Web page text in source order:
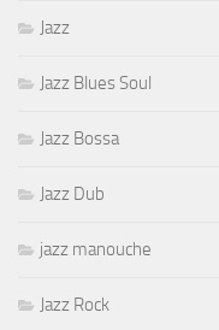
Jazz
Jazz Blues Soul
Jazz Bossa
Jazz Dub
jazz manouche
Jazz Rock